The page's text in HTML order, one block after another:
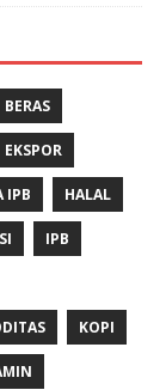
BERAS
EKSPOR
IPB HALAL
IPB
KOPI